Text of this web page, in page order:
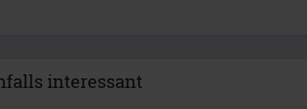
interessant